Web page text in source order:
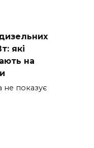
які
на
не показує